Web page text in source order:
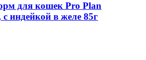
для кошек Pro Plan
индейкой в желе 85г